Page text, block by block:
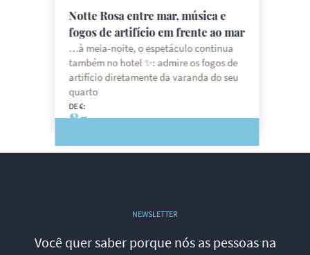
Notte Rosa entre mar, música e
fogos de artifício em frente ao mar
…à meia-noite, o espetáculo continua
também no hotel ✨: admire os fogos de
artifício diretamente da varanda do seu
quarto
DE €:
85
NEWSLETTER
Você quer saber porque nós as pessoas na